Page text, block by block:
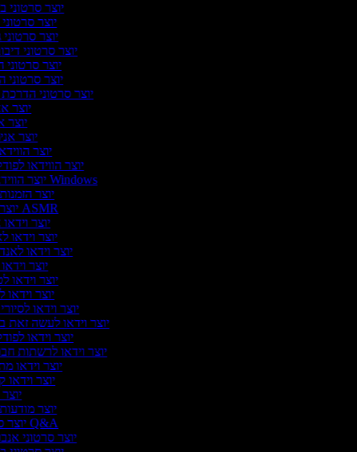
יוצר סרטוני
יוצר
יוצר סרטוני
יוצר סרטוני
יוצר
יוצר
יוצר סרטוני
יוצר
יוצר
יוצר
יוצר
יוצר הווידאו
יוצר הווידאו של Windows
יוצר
יוצר וידאו ASMR
יוצר
יוצר וידאו
יוצר וידאו
יוצר
יוצר וידאו
יוצר וידאו
יוצר וידאו
יוצר וידאו לעשה זאת
יוצר וידאו
יוצר וידאו לרשתות
יוצר וידאו
יוצר וידאו
יוצר
יוצר סרטוני Q&A
יוצר סרטוני